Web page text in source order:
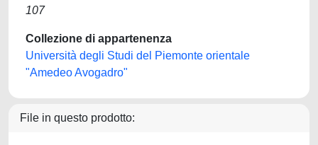
107
Collezione di appartenenza
Università degli Studi del Piemonte orientale
"Amedeo Avogadro"
File in questo prodotto: